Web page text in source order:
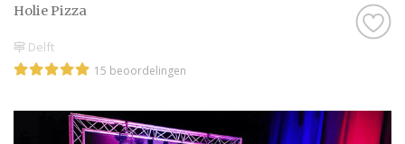
Holie Pizza
Delft
15 beoordelingen